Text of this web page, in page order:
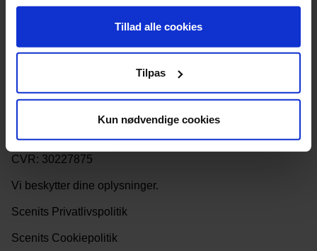
Tillad alle cookies
Tilpas
Kun nødvendige cookies
KONTAKTINFORMATION
man-tors 10-16, fre 10-15
info@scenit.dk
1456 København K.
CVR: 30227875
Vi beskytter dine oplysninger.
Scenits Privatlivspolitik
Scenits Cookiepolitik